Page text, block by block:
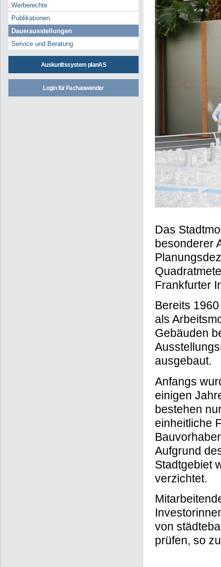
Werberechte
Publikationen
Dauerausstellungen
Service und Beratung
Auskunftssystem planAS
Login für Fachanwender
Das
besonderer
Frankfurter
Bereits
als
Gebäuden
ausgebaut.
Anfangs
einigen
bestehen
einheitliche
Aufgrund
Stadtgebiet
verzichtet.
von
prüfen, so